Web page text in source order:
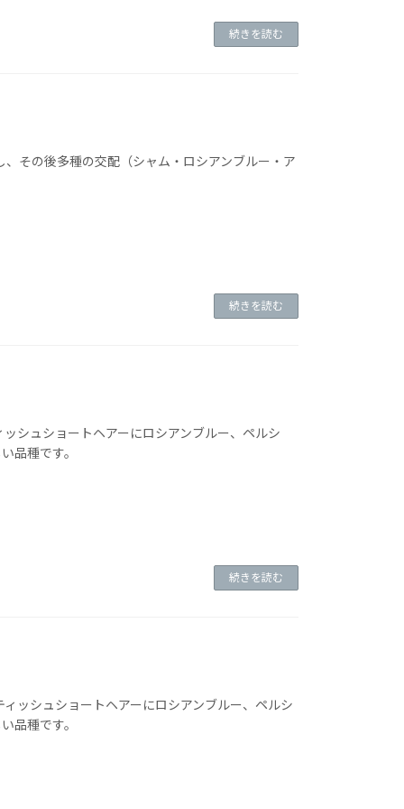
続きを読む
その後多種の交配（シャム・ロシアンブルー・ア
続きを読む
シュショートヘアーにロシアンブルー、ペルシ
品種です。
続きを読む
ッシュショートヘアーにロシアンブルー、ペルシ
品種です。